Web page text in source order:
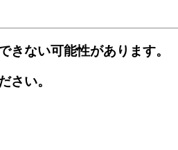
きない可能性があります。
さい。